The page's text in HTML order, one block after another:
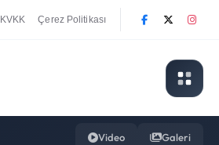
KVKK Çerez Politikası
Video Galeri